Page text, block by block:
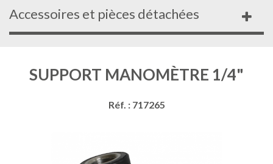
Accessoires et pièces détachées
SUPPORT MANOMÈTRE 1/4"
Réf. : 717265